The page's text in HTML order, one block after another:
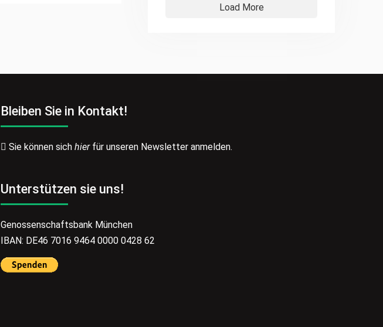
Load More
Bleiben Sie in Kontakt!
Sie können sich hier für unseren Newsletter anmelden.
Unterstützen sie uns!
Genossenschaftsbank München
IBAN: DE46 7016 9464 0000 0428 62